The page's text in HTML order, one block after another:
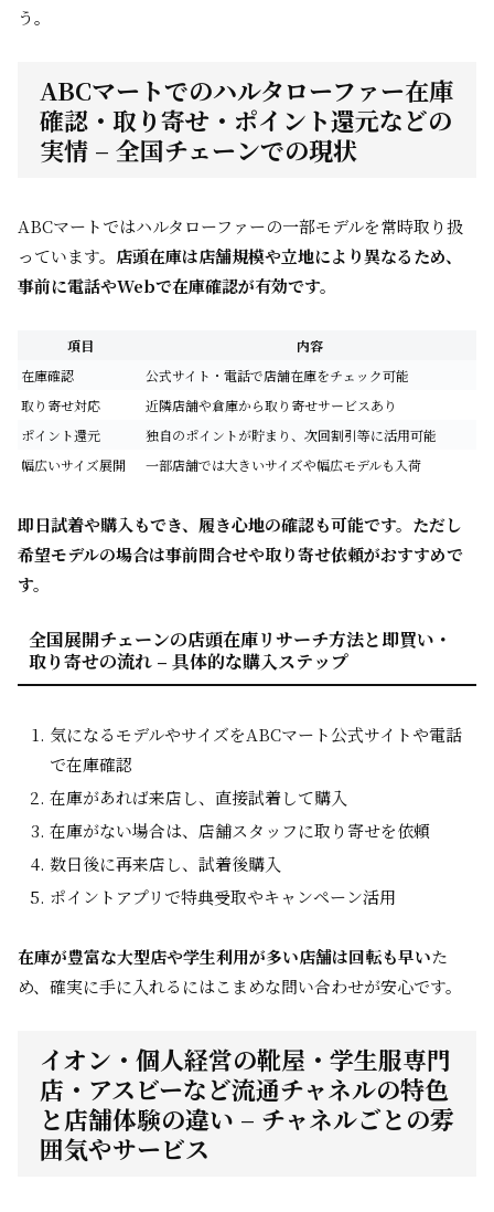
う。
ABCマートでのハルタローファー在庫
確認・取り寄せ・ポイント還元などの
実情 – 全国チェーンでの現状
ABCマートではハルタローファーの一部モデルを常時取り扱
っています。 店頭在庫は店舗規模や立地により異なるため、
事前に電話やWebで在庫確認が有効です。
項目
内容
在庫確認
公式サイト・電話で店舗在庫をチェック可能
取り寄せ対応
近隣店舗や倉庫から取り寄せサービスあり
ポイント還元
独自のポイントが貯まり、次回割引等に活用可能
幅広いサイズ展開
一部店舗では大きいサイズや幅広モデルも入荷
即日試着や購入もでき、履き心地の確認も可能です。ただし
希望モデルの場合は事前問合せや取り寄せ依頼がおすすめで
す。
全国展開チェーンの店頭在庫リサーチ方法と即買い・
取り寄せの流れ – 具体的な購入ステップ
気になるモデルやサイズをABCマート公式サイトや電話
で在庫確認
在庫があれば来店し、直接試着して購入
在庫がない場合は、店舗スタッフに取り寄せを依頼
数日後に再来店し、試着後購入
ポイントアプリで特典受取やキャンペーン活用
在庫が豊富な大型店や学生利用が多い店舗は回転も早いた
め、確実に手に入れるにはこまめな問い合わせが安心です。
イオン・個人経営の靴屋・学生服専門
店・アスビーなど流通チャネルの特色
と店舗体験の違い – チャネルごとの雰
囲気やサービス